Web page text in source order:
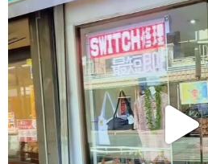
がとうございました！
2026/05/20
松戸市よりお越しのお客様のSwitchのバ
た！ありがとうございました！
2026/05/19
松戸市よりお越しのお客様のiPhone12の
ありがとうございました！
2026/05/18
松戸市よりお越しのお客様のiPhone11の
た！ありがとうございました！
2026/05/18
松戸市よりお越しのお客様のiPhone11Pro